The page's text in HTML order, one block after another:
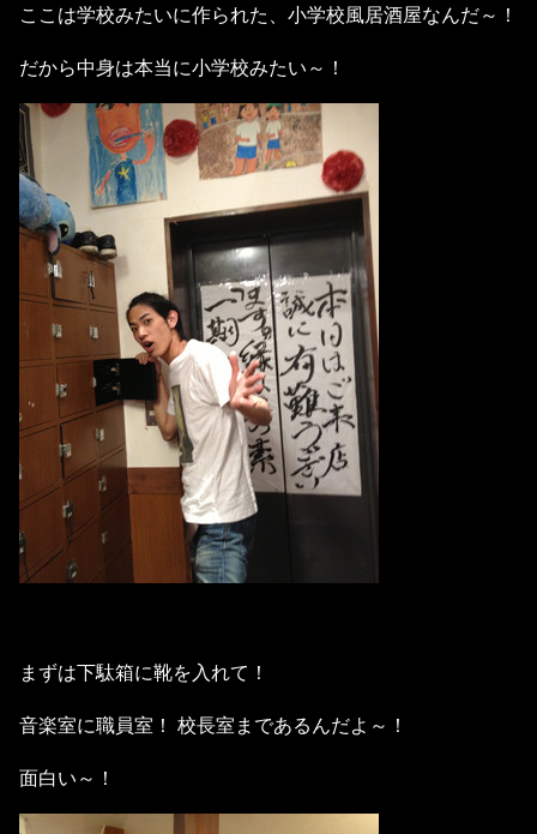
ここは学校みたいに作られた、小学校風居酒屋なんだ～！
だから中身は本当に小学校みたい～！
まずは下駄箱に靴を入れて！
音楽室に職員室！ 校長室まであるんだよ～！
面白い～！